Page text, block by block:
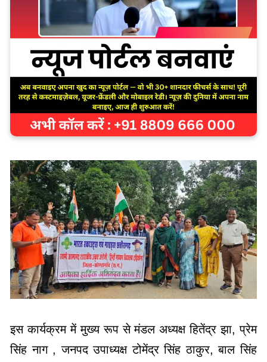
इस कार्यक्रम में मुख्य रूप से मंडल अध्यक्ष हितेंद्र झा, प्रेम
सिंह नाग , जनपद उपाध्यक्ष टोमेंद्र सिंह ठाकुर, बाल सिंह